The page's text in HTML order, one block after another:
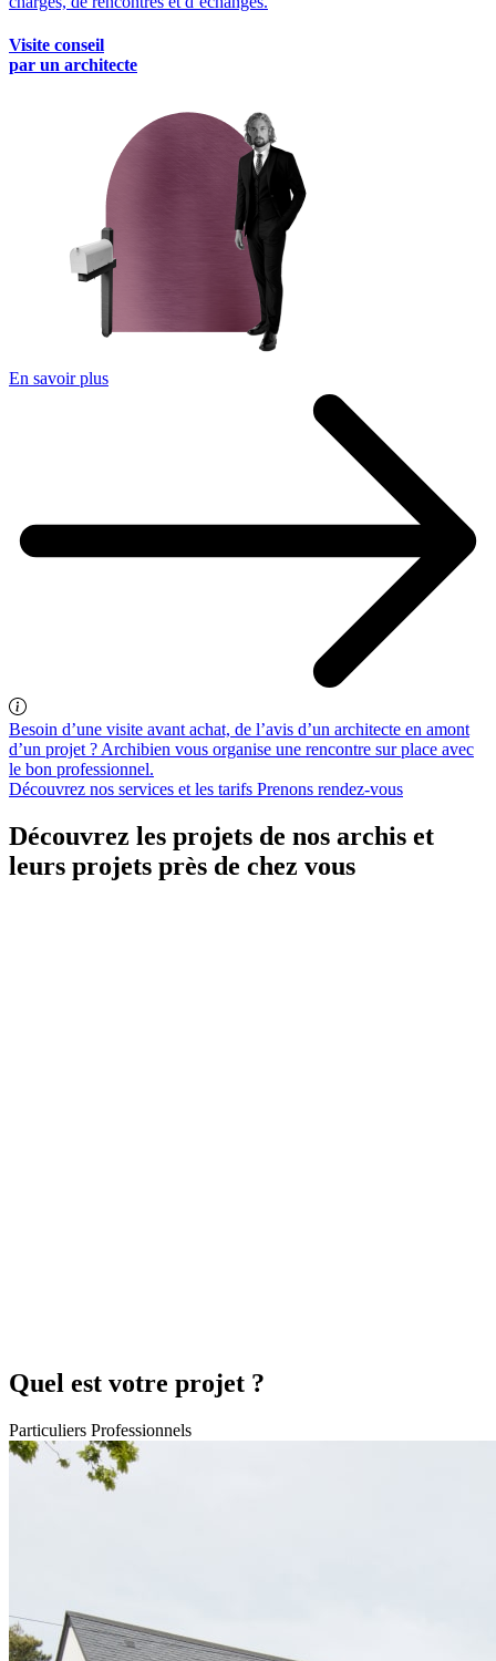
Visite conseil
par un architecte
En savoir plus
Besoin d’une visite avant achat, de l’avis d’un architecte en amont
d’un projet ? Archibien vous organise une rencontre sur place avec
le bon professionnel.
Découvrez nos services et les tarifs Prenons rendez-vous
Découvrez les projets de nos archis et
leurs projets près de chez vous
Quel est votre projet ?
Particuliers Professionnels